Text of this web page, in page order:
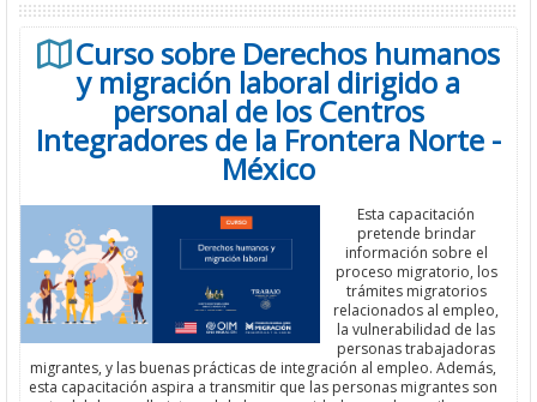
Curso sobre Derechos humanos
y migración laboral dirigido a
personal de los Centros
Integradores de la Frontera Norte -
México
Esta capacitación
pretende brindar
información sobre el
proceso migratorio, los
trámites migratorios
relacionados al empleo,
la vulnerabilidad de las
personas trabajadoras
migrantes, y las buenas prácticas de integración al empleo. Además,
esta capacitación aspira a transmitir que las personas migrantes son